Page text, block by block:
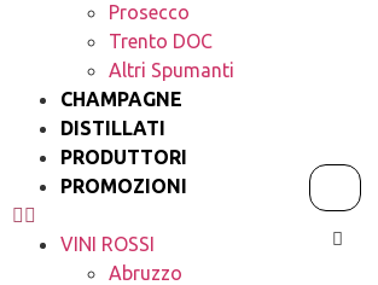
Prosecco
Trento DOC
Altri Spumanti
CHAMPAGNE
DISTILLATI
PRODUTTORI
PROMOZIONI
VINI ROSSI
Abruzzo